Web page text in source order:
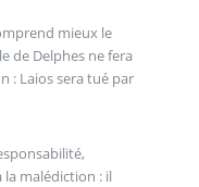
mieux le
de Delphes ne fera
: Laios sera tué par
malédiction : il